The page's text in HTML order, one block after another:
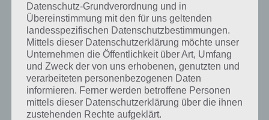
100 Gates: Level 23 Lösung – 100 Tore
Dagegen wieder einfach ist Level 23 von 100 Gates (100 Tore). Man
muss hier ein wenig puzzlen. Dazu verschiebt man die einzelnen
Kugeln. Dabei muss jede Kugel zu seiner Position geschoben werden.
Die Lösung sollte nun also klar sein. Wir haben diese auch nochmal
als Screenshot:
Datenschutz-Grundverordnung und in
Übereinstimmung mit den für uns geltenden
landesspezifischen Datenschutzbestimmungen.
Mittels dieser Datenschutzerklärung möchte unser
Unternehmen die Öffentlichkeit über Art, Umfang
und Zweck der von uns erhobenen, genutzten und
verarbeiteten personenbezogenen Daten
informieren. Ferner werden betroffene Personen
mittels dieser Datenschutzerklärung über die ihnen
zustehenden Rechte aufgeklärt.